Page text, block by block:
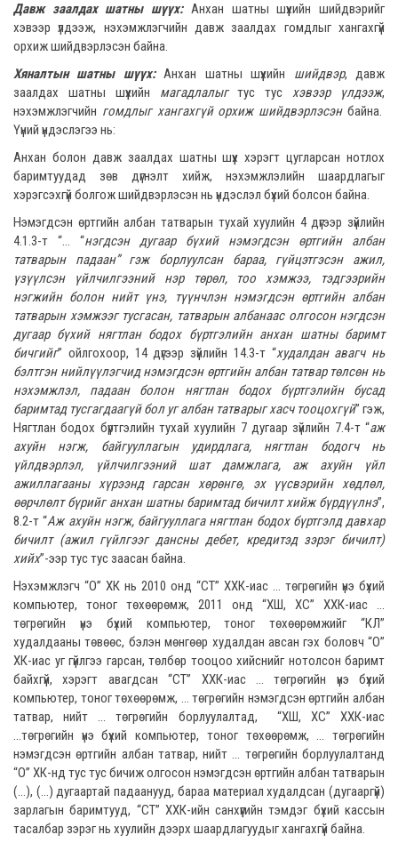
Давж заалдах шатны шүүх: Анхан шатны шүүхийн шийдвэрийг
хэвээр үлдээж, нэхэмжлэгчийн давж заалдах гомдлыг хангахгүй
орхиж шийдвэрлэсэн байна.
Хяналтын шатны шүүх:Анхан шатны шүүхийн шийдвэр, давж
заалдах шатны шүүхийн магадлалыгтус тусхэвээр үлдээж,
нэхэмжлэгчийн гомдлыг хангахгүй орхиж шийдвэрлэсэнбайна.
Үүний үндэслэгээ нь:
Анхан болон давж заалдах шатны шүүх хэрэгт цугларсан нотлох
баримтуудад зөв дүгнэлт хийж, нэхэмжлэлийн шаардлагыг
хэрэгсэхгүй болгож шийдвэрлэсэн нь үндэслэл бүхий болсон байна.
Нэмэгдсэн өртгийн албан татварын тухай хуулийн 4 дүгээр зүйлийн
4.1.3-т “... “нэгдсэн дугаар бүхий нэмэгдсэн өртгийн албан
татварын падаан” гэж борлуулсан бараа, гүйцэтгэсэн ажил,
үзүүлсэн үйлчилгээний нэр төрөл, тоо хэмжээ, тэдгээрийн
нэгжийн болон нийт үнэ, түүнчлэн нэмэгдсэн өртгийн албан
татварын хэмжээг тусгасан, татварын албанаас олгосон нэгдсэн
дугаар бүхий нягтлан бодох бүртгэлийн анхан шатны баримт
бичгийг” ойлгохоор, 14 дүгээр зүйлийн 14.3-т “худалдан авагч нь
бэлтгэн нийлүүлэгчид нэмэгдсэн өртгийн албан татвар төлсөн нь
нэхэмжлэл, падаан болон нягтлан бодох бүртгэлийн бусад
баримтад тусгагдаагүй бол уг албан татварыг хасч тооцохгүй” гэж,
Нягтлан бодох бүртгэлийн тухай хуулийн 7 дугаар зүйлийн 7.4-т “аж
ахуйн нэгж, байгууллагын удирдлага, нягтлан бодогч нь
үйлдвэрлэл, үйлчилгээний шат дамжлага, аж ахуйн үйл
ажиллагааны хүрээнд гарсан хөрөнгө, эх үүсвэрийн хөдлөл,
өөрчлөлт бүрийг анхан шатны баримтад бичилт хийж бүрдүүлнэ”,
8.2-т “Аж ахуйн нэгж, байгууллага нягтлан бодох бүртгэлд давхар
бичилт (ажил гүйлгээг дансны дебет, кредитэд зэрэг бичилт)
хийх”-ээр тус тус заасан байна.
Нэхэмжлэгч “О” ХК нь 2010 онд “СТ” ХХК-иас ... төгрөгийн үнэ бүхий
компьютер, тоног төхөөрөмж, 2011 онд “ХШ, ХС” ХХК-иас ...
төгрөгийн үнэ бүхий компьютер, тоног төхөөрөмжийг “КЛ”
худалдааны төвөөс, бэлэн мөнгөөр худалдан авсан гэх боловч “О”
ХК-иас уг гүйлгээ гарсан, төлбөр тооцоо хийснийг нотолсон баримт
байхгүй, хэрэгт авагдсан “СТ” ХХК-иас ... төгрөгийн үнэ бүхий
компьютер, тоног төхөөрөмж, ... төгрөгийн нэмэгдсэн өртгийн албан
татвар, нийт ... төгрөгийн борлуулалтад, “ХШ, ХС” ХХК-иас
...төгрөгийн үнэ бүхий компьютер, тоног төхөөрөмж, ... төгрөгийн
нэмэгдсэн өртгийн албан татвар, нийт ... төгрөгийн борлуулалтанд
“О” ХК-нд тус тус бичиж олгосон нэмэгдсэн өртгийн албан татварын
(...), (...) дугаартай падаанууд, бараа материал худалдсан (дугааргүй)
зарлагын баримтууд, “СТ” ХХК-ийн санхүүгийн тэмдэг бүхий кассын
тасалбар зэрэг нь хуулийн дээрх шаардлагуудыг хангахгүй байна.